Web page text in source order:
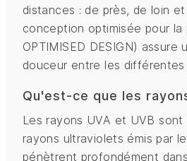
distances : de près, de loin
conception optimisée pour la
OPTIMISED DESIGN) assure
douceur entre les différentes
Qu'est-ce que les
Les rayons UVA et UVB
rayons ultraviolets émis par
pénètrent profondément